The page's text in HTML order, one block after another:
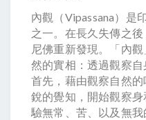
內觀（Vipassana）是
之一。在長久失傳之
尼佛重新發現。「內
然的實相：透過觀察自
首先，藉由觀察自然
銳的覺知，開始觀察
驗無常、苦、以及無